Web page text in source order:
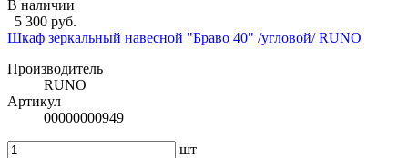
В наличии
5 300 руб.
Шкаф зеркальный навесной "Браво 40" /угловой/ RUNO
Производитель
RUNO
Артикул
00000000949
шт